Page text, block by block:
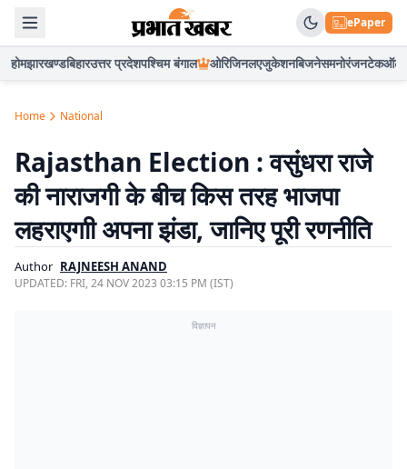
ePaper
होमझारखण्डबिहारउत्तर प्रदेशपश्चिम बंगाल ओरिजिनलएजुकेशनबिजनेसमनोरंजनटेकऑटो
Home National
Rajasthan Election : वसुंधरा राजे
की नाराजगी के बीच किस तरह भाजपा
लहराएगाी अपना झंडा, जानिए पूरी रणनीति
Author RAJNEESH ANAND
UPDATED: FRI, 24 NOV 2023 03:15 PM (IST)
विज्ञापन